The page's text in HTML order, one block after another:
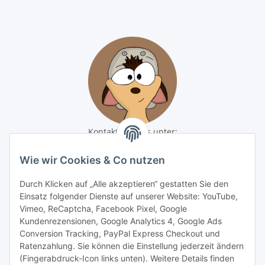
Wie wir Cookies & Co nutzen
Durch Klicken auf „Alle akzeptieren“ gestatten Sie den
Einsatz folgender Dienste auf unserer Website: YouTube,
Vimeo, ReCaptcha, Facebook Pixel, Google
Kundenrezensionen, Google Analytics 4, Google Ads
Conversion Tracking, PayPal Express Checkout und
Ratenzahlung. Sie können die Einstellung jederzeit ändern
(Fingerabdruck-Icon links unten). Weitere Details finden
Kontaktiere uns unter:
shop@baunativ.de
+49 3435 66699899
Informationen
Gesetzliche Informationen
Zahlungsmöglichkeiten